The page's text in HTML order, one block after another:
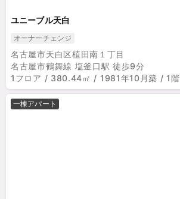
ユニーブル天白
オーナーチェンジ
名古屋市天白区植田南１丁目
名古屋市鶴舞線 塩釜口駅 徒歩9分
1フロア / 380.44㎡ / 1981年10月築 / 1階
一棟アパート